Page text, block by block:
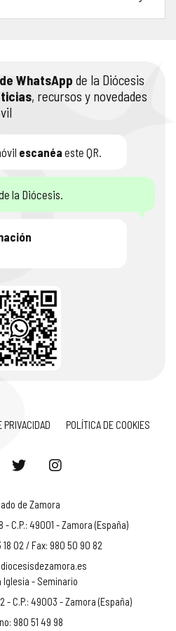
WhatsApp de la Diócesis
, recursos y novedades
escanéa este QR.
la Diócesis.
PRIVACIDAD POLÍTICA DE COOKIES
de Zamora
- C.P.: 49001 - Zamora (España)
02 / Fax: 980 50 90 82
Iglesia - Seminario
- C.P.: 49003 - Zamora (España)
980 51 49 98